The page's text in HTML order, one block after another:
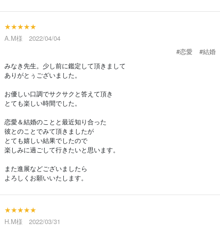
★★★★★
A.M様 2022/04/04
#恋愛
#結婚
みなき先生。少し前に鑑定して頂きまして
ありがとぅございました。
お優しい口調でサクサクと答えて頂き
とても楽しい時間でした。
恋愛＆結婚のことと最近知り合った
彼とのことでみて頂きましたが
とても嬉しい結果でしたので
楽しみに過ごして行きたいと思います。
また進展などございましたら
よろしくお願いいたします。
★★★★★
H.M様 2022/03/31